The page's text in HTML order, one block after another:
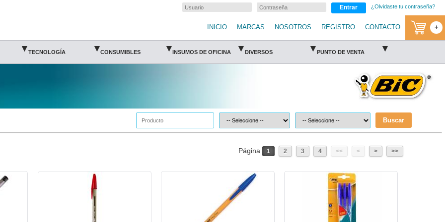
Entrar ¿Olvidaste tu contraseña?
INICIO MARCAS NOSOTROS REGISTRO CONTACTO +
▾ TECNOLOGÍA ▾ CONSUMIBLES ▾ INSUMOS DE OFICINA ▾ DIVERSOS ▾ PUNTO DE VENTA ▾
Buscar
Página 1 2 3 4 << < > >>
BIC-BOL-BOLDRO-BIC BIC-BOL-F290CA2-BIC